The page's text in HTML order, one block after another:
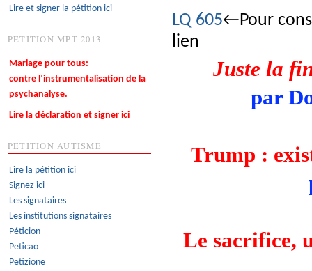
LQ 605←Pour
lien
Juste la
par
Trump :
Le sacrifice,
Lire et signer la pétition ici
PETITION MPT 2013
Mariage pour tous:
contre l’instrumentalisation de la
psychanalyse.
Lire la déclaration et signer ici
PETITION AUTISME
Lire la pétition ici
Signez ici
Les signataires
Les institutions signataires
Péticion
Peticao
Petizione